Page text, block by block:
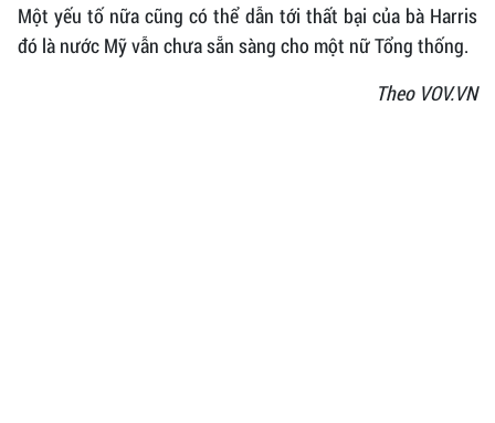
Một yếu tố nữa cũng có thể dẫn tới thất bại của bà Harris
đó là nước Mỹ vẫn chưa sẵn sàng cho một nữ Tổng thống.
Theo VOV.VN